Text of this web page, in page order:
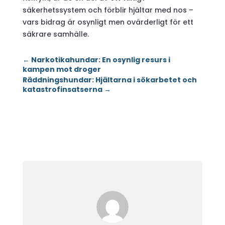
säkerhetssystem och förblir hjältar med nos –
vars bidrag är osynligt men ovärderligt för ett
säkrare samhälle.
← Narkotikahundar: En osynlig resurs i
kampen mot droger
Räddningshundar: Hjältarna i sökarbetet och
katastrofinsatserna→